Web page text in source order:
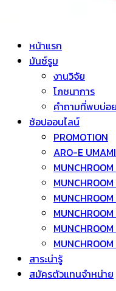
หน้าแรก
มันช์รูม
งานวิจัย
โภชนาการ
คำถามที่พบบ่อย
ช้อปออนไลน์
PROMOTION
ARO-E
MUNCHROOM
สาระน่ารู้
สมัครตัวแทนจำหน่าย